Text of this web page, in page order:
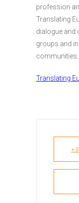
profession
Translating
dialogue and
groups and
communities.
Translating
+